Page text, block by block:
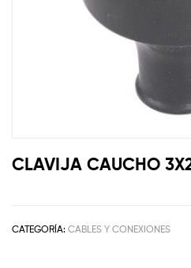
CLAVIJA CAUCHO
CATEGORÍA: CABLES Y CONEXIONES